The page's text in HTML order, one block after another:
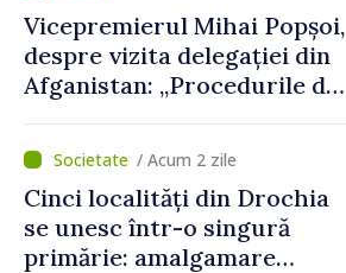
Vicepremierul Mihai Popșoi,
despre vizita delegației din
Afganistan: „Procedurile de
respectate întocmai. Nu s-
au constatat încălcări ale
prevederilor legale”
/ Acum 2 zile
Cinci localități din Drochia
se unesc într-o singură
primărie: amalgamare